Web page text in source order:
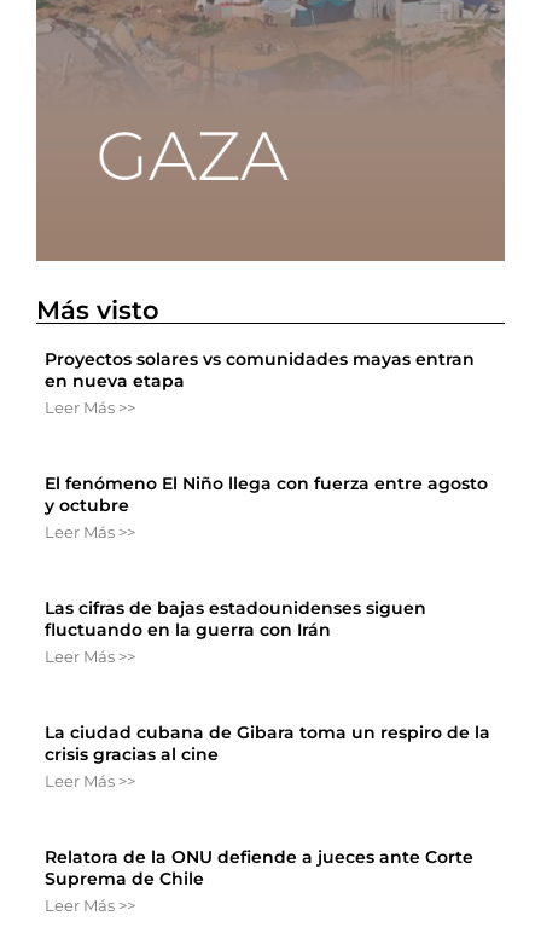
Más visto
Proyectos solares vs comunidades mayas entran
en nueva etapa
Leer Más >>
El fenómeno El Niño llega con fuerza entre agosto
y octubre
Leer Más >>
Las cifras de bajas estadounidenses siguen
fluctuando en la guerra con Irán
Leer Más >>
La ciudad cubana de Gibara toma un respiro de la
crisis gracias al cine
Leer Más >>
Relatora de la ONU defiende a jueces ante Corte
Suprema de Chile
Leer Más >>